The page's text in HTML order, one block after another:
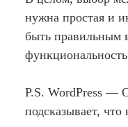
нужна простая и
быть правильным
P.S. WordPress —
подсказывает,